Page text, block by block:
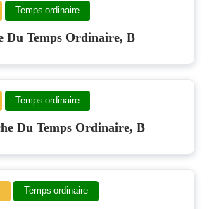
Temps ordinaire
Du Temps Ordinaire, B
Temps ordinaire
Du Temps Ordinaire, B
Temps ordinaire